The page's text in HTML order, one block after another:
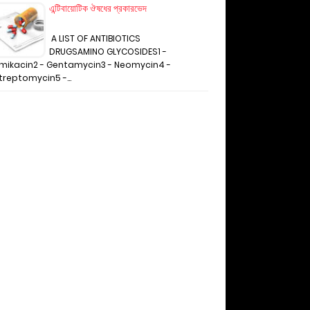
এন্টিবায়োটিক ঔষধের প্রকারভেদ
A LIST OF ANTIBIOTICS
DRUGSAMINO GLYCOSIDES1 -
- Gentamycin3 - Neomycin4 -
-…